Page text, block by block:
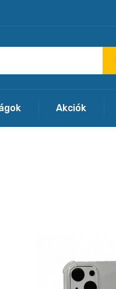
Akciók